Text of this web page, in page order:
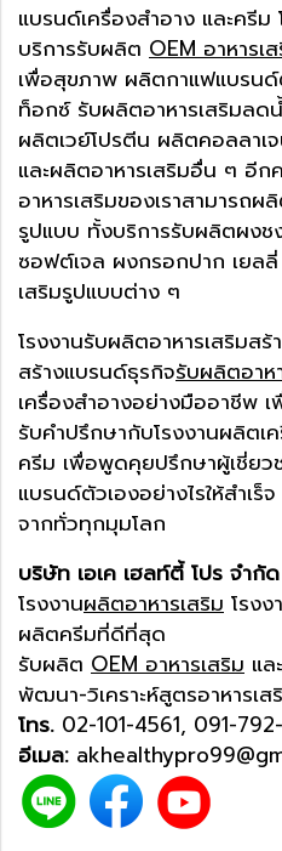
แบรนด์เครื่องสำอาง และครี
บริการรับผลิต OEM อาหารเ
เพื่อสุขภาพ ผลิตกาแฟแบรนด์
ท็อกซ์ รับผลิตอาหารเสริมล
ผลิตเวย์โปรตีน ผลิตคอลลาเ
และผลิตอาหารเสริมอื่น ๆ อีก
อาหารเสริมของเราสามารถผ
รูปแบบ ทั้งบริการรับผลิตผงช
ซอฟต์เจล ผงกรอกปาก เยล
เสริมรูปแบบต่าง ๆ
โรงงานรับผลิตอาหารเสริมส
สร้างแบรนด์ธุรกิจรับผลิตอาห
เครื่องสำอางอย่างมืออาชีพ เ
รับคำปรึกษากับโรงงานผลิตเ
ครีม เพื่อพูดคุยปรึกษาผู้เชี่ยว
แบรนด์ตัวเองอย่างไรให้สำ
จากทั่วทุกมุมโลก
บริษัท เอเค เฮลท์ตี้ โปร จำกัด
โรงงานผลิตอาหารเสริม โรง
ผลิตครีมที่ดีที่สุด
รับผลิต OEM อาหารเสริม แล
พัฒนา-วิเคราะห์สูตรอาหารเส
โทร. 02-101-4561, 091-792-
อีเมล: